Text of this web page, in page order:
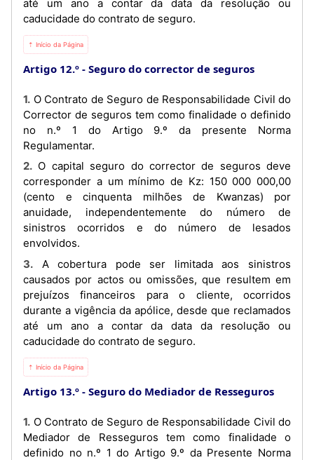
até um ano a contar da data da resolução ou
caducidade do contrato de seguro.
⇡ Início da Página
Artigo 12.º Seguro do corrector de seguros
1. O Contrato de Seguro de Responsabilidade Civil do
Corrector de seguros tem como finalidade o definido
no n.º 1 do Artigo 9.º da presente Norma
Regulamentar.
2. O capital seguro do corrector de seguros deve
corresponder a um mínimo de Kz: 150 000 000,00
(cento e cinquenta milhões de Kwanzas) por
anuidade, independentemente do número de
sinistros ocorridos e do número de lesados
envolvidos.
3. A cobertura pode ser limitada aos sinistros
causados por actos ou omissões, que resultem em
prejuízos financeiros para o cliente, ocorridos
durante a vigência da apólice, desde que reclamados
até um ano a contar da data da resolução ou
caducidade do contrato de seguro.
⇡ Início da Página
Artigo 13.º Seguro do Mediador de Resseguros
1. O Contrato de Seguro de Responsabilidade Civil do
Mediador de Resseguros tem como finalidade o
definido no n.º 1 do Artigo 9.º da Presente Norma